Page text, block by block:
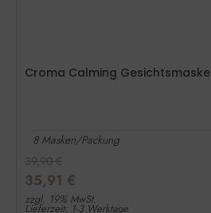
Croma Calming Gesichtsmaske
8 Masken/Packung
39,90€
35,91 €
zzgl. 19% MwSt.
Lieferzeit: 1-3 Werktage